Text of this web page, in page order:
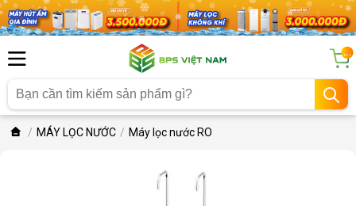
...
MÁY LỌC NƯỚC Máy lọc nước RO